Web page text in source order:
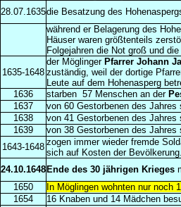
28.07.1635die Besatzung des
während er Belagerung des
Häuser waren größtenteils
Folgejahren die Not groß und
1635-1648
der Möglinger Pfarrer Johann
zuständig, weil der dortige
Leute auf dem Hohenasperg
1636
starben 57 Menschen an der
1637
von 60 Gestorbenen des
1638
von 41 Gestorbenen des
1639
von 38 Gestorbenen des
1643-1648 zogen immer wieder fremde
sich auf Kosten der
24.10.1648 Ende des 30 jährigen Krieges
1650
In Möglingen wohnten nur noch
1654
16 Knaben und 14 Mädchen